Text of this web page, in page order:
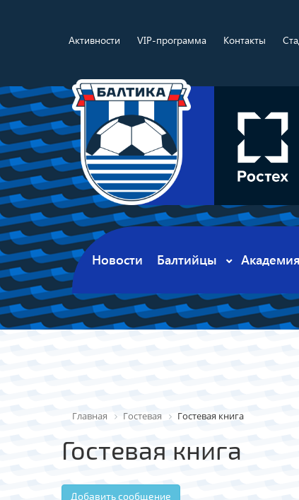
Активности VIP-программа Контакты
Новости Балтийцы Академия
Главная Гостевая Гостевая книга
Гостевая книга
Добавить сообщение